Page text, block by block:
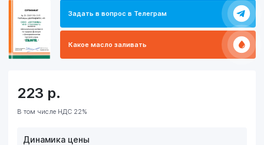
Задать в вопрос в Телеграм
Какое масло заливать
223 р.
В том числе НДС 22%
Динамика цены